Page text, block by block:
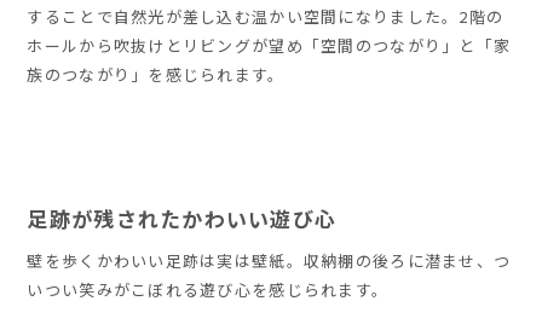
することで自然光が差し込む温かい空間になりました。2階の
ホールから吹抜けとリビングが望め「空間のつながり」と「家
族のつながり」を感じられます。
足跡が残されたかわいい遊び心
壁を歩くかわいい足跡は実は壁紙。収納棚の後ろに潜ませ、つ
いつい笑みがこぼれる遊び心を感じられます。